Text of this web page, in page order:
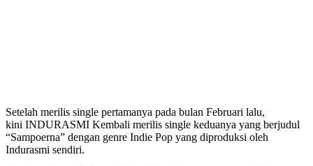
Setelah merilis single pertamanya pada bulan Februari lalu,
kini INDURASMI Kembali merilis single keduanya yang berjudul
“Sampoerna” dengan genre Indie Pop yang diproduksi oleh
Indurasmi sendiri.